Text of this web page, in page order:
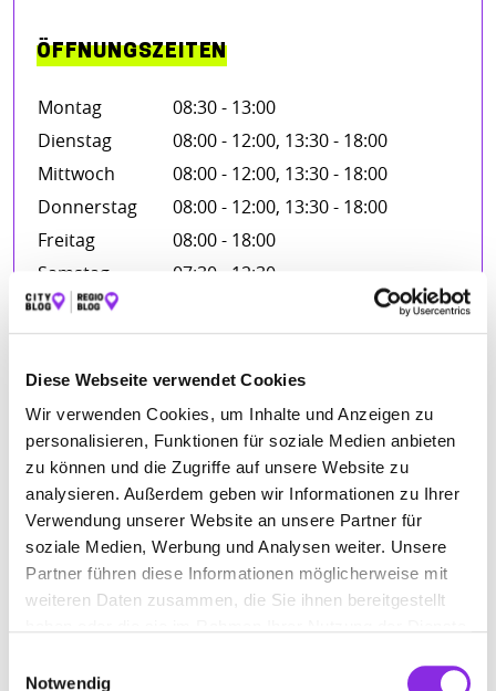
Diese Webseite verwendet Cookies
Wir verwenden Cookies, um Inhalte und Anzeigen zu
personalisieren, Funktionen für soziale Medien anbieten
zu können und die Zugriffe auf unsere Website zu
analysieren. Außerdem geben wir Informationen zu Ihrer
Verwendung unserer Website an unsere Partner für
soziale Medien, Werbung und Analysen weiter. Unsere
Partner führen diese Informationen möglicherweise mit
weiteren Daten zusammen, die Sie ihnen bereitgestellt
Notwendig
ÖFFNUNGSZEITEN
Montag
08:30 - 13:00
Dienstag
08:00 - 12:00, 13:30 - 18:00
Mittwoch
08:00 - 12:00, 13:30 - 18:00
Donnerstag
08:00 - 12:00, 13:30 - 18:00
Freitag
08:00 - 18:00
Samstag
07:30 - 12:30
FIRMENBESCHREIBUNG
Willkommen bei Sandras Frisierkommode – Ihrem
Friseursalon mitten im Herzen von Oberkirch. Unsere
Leidenschaft ist es, Ihnen individuelle und stilvolle Frisuren
zu zaubern, die Ihrem persönlichen Look den letzten Schliff
verleihen. Mit einem erfahrenen Team und einem Auge für
Trends bieten wir Ihnen professionelle Beratung und
hochwertige Dienstleistungen in einer entspannten
Atmosphäre. Ganz gleich, ob Sie sich für ein neues Styling
oder eine klassische Frisur entscheiden, wir sind hier, um